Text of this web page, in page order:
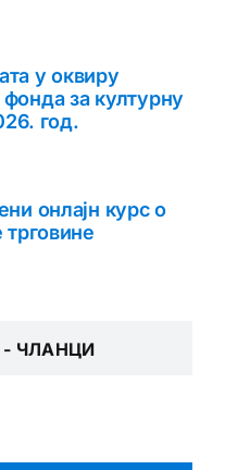
у оквиру
за културну
год.
онлајн курс о
- ЧЛАНЦИ